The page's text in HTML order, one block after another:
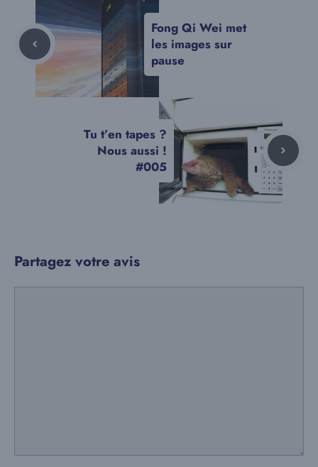
Fong Qi Wei met
les images sur
pause
Tu t’en tapes ?
Nous aussi !
#005
Partagez votre avis